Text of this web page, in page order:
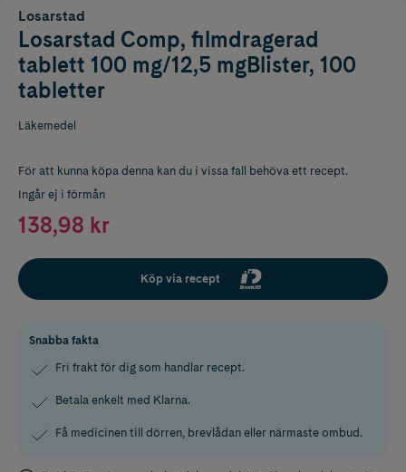
Losarstad
Losarstad Comp, filmdragerad
tablett 100 mg/12,5 mgBlister, 100
tabletter
Läkemedel
För att kunna köpa denna kan du i vissa fall behöva ett recept.
Ingår ej i förmån
138,98 kr
Köp via recept
Snabba fakta
Fri frakt för dig som handlar recept.
Betala enkelt med Klarna.
Få medicinen till dörren, brevlådan eller närmaste ombud.